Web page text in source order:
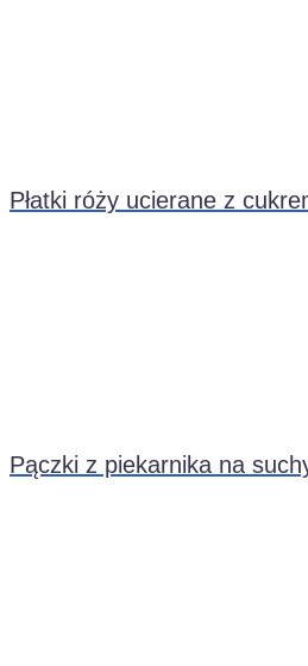
Płatki róży ucierane z
Pączki z piekarnika na